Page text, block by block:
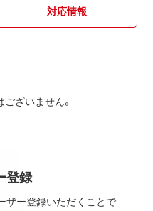
対応情報
ざいません。
登録
ザー登録いただくことで